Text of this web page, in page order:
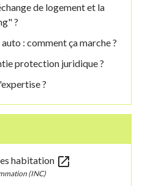
de logement et la
?
: comment ça marche ?
protection juridique ?
?
habitation open_in_new
(INC)